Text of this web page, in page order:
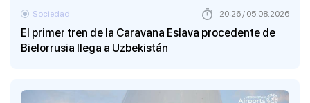
El primer tren de la Caravana Eslava procedente de
Bielorrusia llega a Uzbekistán
Sociedad 20:26 / 05.08.2026